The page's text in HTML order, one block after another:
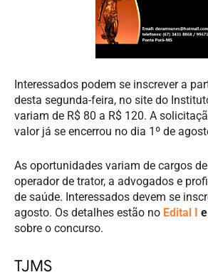
Interessados podem se inscrever a
desta segunda-feira, no site do
variam de R$ 80 a R$ 120. A
valor já se encerrou no dia 1º de
As oportunidades variam de cargos
operador de trator, a advogados e
de saúde. Interessados devem se
agosto. Os detalhes estão no Edital I e
sobre o concurso.
TJMS